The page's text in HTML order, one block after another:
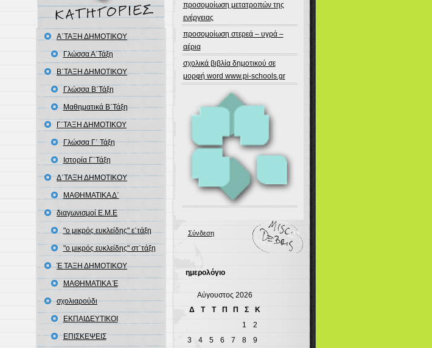
Α΄ΤΑΞΗ ΔΗΜΟΤΙΚΟΥ
Γλώσσα Α΄Τάξη
Β΄ΤΑΞΗ ΔΗΜΟΤΙΚΟΥ
Γλώσσα Β΄Τάξη
Μαθηματικά Β΄Τάξη
Γ΄ΤΑΞΗ ΔΗΜΟΤΙΚΟΥ
Γλώσσα Γ΄ Τάξη
Ιστορία Γ΄Τάξη
Δ΄ΤΑΞΗ ΔΗΜΟΤΙΚΟΥ
ΜΑΘΗΜΑΤΙΚΑ Δ΄
διαγωνισμοί Ε.Μ.Ε
"ο μικρός ευκλείδης" ε΄τάξη
"ο μικρός ευκλείδης" στ΄τάξη
Έ ΤΑΞΗ ΔΗΜΟΤΙΚΟΥ
ΜΑΘΗΜΑΤΙΚΑ Έ
σχολιαρούδι
ΕΚΠΑΙΔΕΥΤΙΚΟΙ
ΕΠΙΣΚΕΨΕΙΣ
προσομοίωση μετατροπών της
ενέργειας
προσομοίωση στερεά – υγρά –
αέρια
σχολικά βιβλία δημοτικού σε
μορφή word www.pi-schools.gr
Σύνδεση
ημερολόγιο
Αύγουστος 2026
Δ
Τ Τ Π Π Σ
Κ
1
2
3
4 5 6 7 8
9